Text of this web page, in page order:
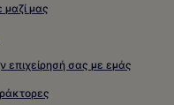
μαζί μας
επιχείρησή σας με εμάς